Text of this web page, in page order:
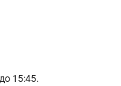
15:45.